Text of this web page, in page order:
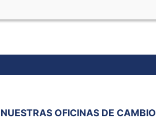
NUESTRAS OFICINAS DE CAMBIO